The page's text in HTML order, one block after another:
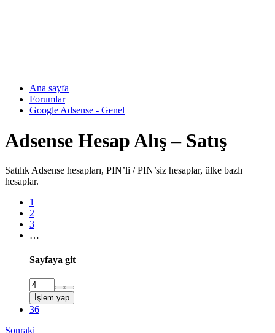
Ana sayfa
Forumlar
Google Adsense - Genel
Adsense Hesap Alış – Satış
Satılık Adsense hesapları, PIN’li / PIN’siz hesaplar, ülke bazlı
hesaplar.
1
2
3
…
Sayfaya git
İşlem yap
36
Sonraki